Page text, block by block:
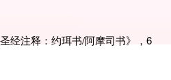
经注释：约珥书/阿摩司书》，6